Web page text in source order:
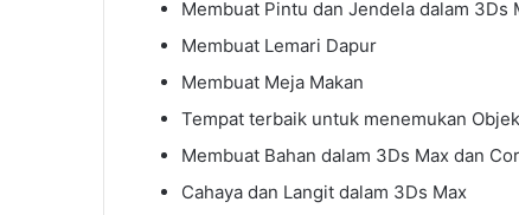
Membuat Pintu dan Jendela dalam 3Ds
Membuat Lemari Dapur
Membuat Meja Makan
Tempat terbaik untuk menemukan
Membuat Bahan dalam 3Ds Max dan
Cahaya dan Langit dalam 3Ds Max